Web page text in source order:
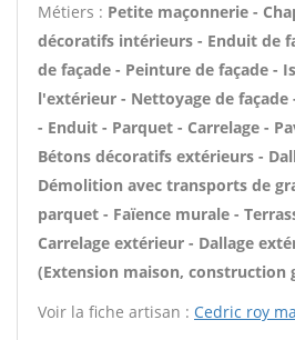
Métiers : Petite maçonnerie -
décoratifs intérieurs - Enduit de
de façade - Peinture de façade -
l'extérieur - Nettoyage de façade
- Enduit - Parquet - Carrelage -
Bétons décoratifs extérieurs -
Démolition avec transports de
parquet - Faïence murale -
Carrelage extérieur - Dallage
(Extension maison, construction
Voir la fiche artisan : Cedric roy